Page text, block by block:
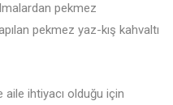
pekmez
pekmez yaz-kış kahvaltı
aile ihtiyacı olduğu için